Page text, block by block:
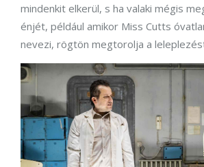
mindenkit elkerül, s ha valaki mégis
énjét, például amikor Miss Cutts
nevezi, rögtön megtorolja a